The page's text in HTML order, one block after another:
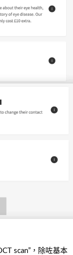
scan”，除咗基本